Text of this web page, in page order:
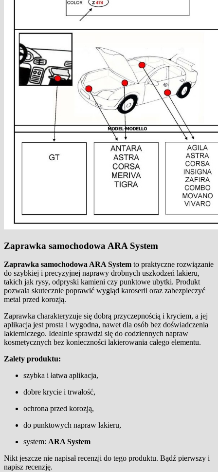
Zaprawka samochodowa ARA System
Zaprawka samochodowa ARA System to praktyczne rozwiązanie
do szybkiej i precyzyjnej naprawy drobnych uszkodzeń lakieru,
takich jak rysy, odpryski kamieni czy punktowe ubytki. Produkt
pozwala skutecznie poprawić wygląd karoserii oraz zabezpieczyć
metal przed korozją.
Zaprawka charakteryzuje się dobrą przyczepnością i kryciem, a jej
aplikacja jest prosta i wygodna, nawet dla osób bez doświadczenia
lakierniczego. Idealnie sprawdzi się do codziennych napraw
kosmetycznych bez konieczności lakierowania całego elementu.
Zalety produktu:
szybka i łatwa aplikacja,
dobre krycie i trwałość,
ochrona przed korozją,
do punktowych napraw lakieru,
system: ARA System
Nikt jeszcze nie napisał recenzji do tego produktu. Bądź pierwszy i
napisz recenzję.